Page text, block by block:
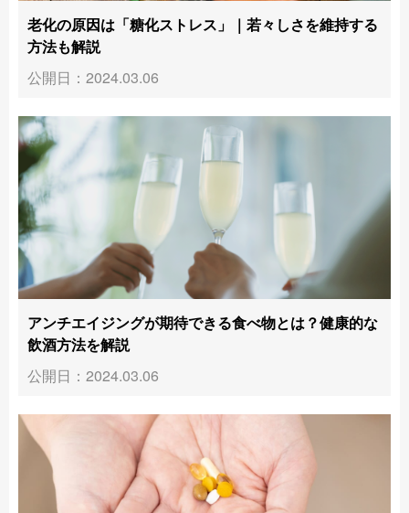
老化の原因は「糖化ストレス」｜若々しさを維持する
方法も解説
公開日：2024.03.06
アンチエイジングが期待できる食べ物とは？健康的な
飲酒方法を解説
公開日：2024.03.06